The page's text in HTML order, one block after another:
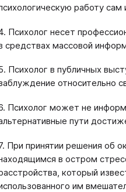
работу
Психолог несет
средствах массовой
Психолог в публичных
относительно
Психолог может не
пути
При принятии решения об
в остром
который
им